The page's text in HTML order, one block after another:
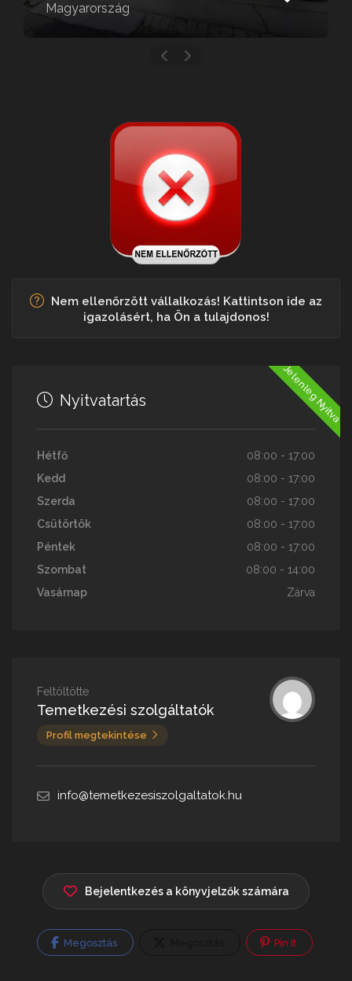
Magyarország
Nem ellenőrzött vállalkozás! Kattintson ide az
igazolásért, ha Ön a tulajdonos!
Jelenleg Nyitva
Nyitvatartás
Hétfő
08:00 - 17:00
Kedd
08:00 - 17:00
Szerda
08:00 - 17:00
Csütörtök
08:00 - 17:00
Péntek
08:00 - 17:00
Szombat
08:00 - 14:00
Vasárnap
Zárva
Feltöltötte
Temetkezési szolgáltatók
Profil megtekintése
info@temetkezesiszolgaltatok.hu
Bejelentkezés a könyvjelzők számára
Megosztás Pin It